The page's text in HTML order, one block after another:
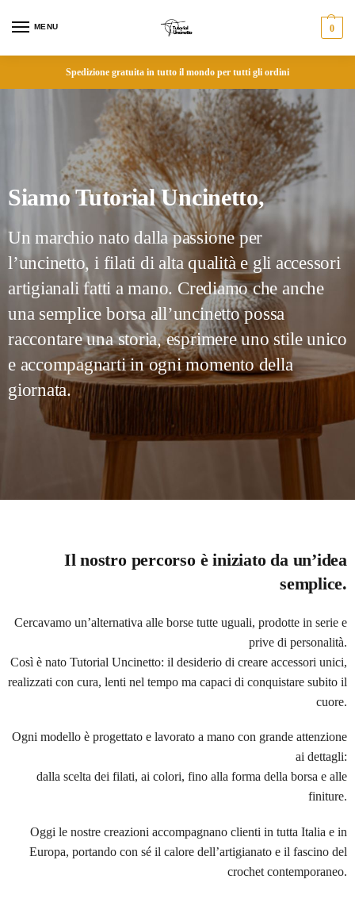
MENU 0
Spedizione gratuita in tutto il mondo per tutti gli ordini
Siamo Tutorial Uncinetto,
Un marchio nato dalla passione per
l’uncinetto, i filati di alta qualità e gli accessori
artigianali fatti a mano. Crediamo che anche
una semplice borsa all’uncinetto possa
raccontare una storia, esprimere uno stile unico
e accompagnarti in ogni momento della
giornata.
Il nostro percorso è iniziato da un’idea
semplice.
Cercavamo un’alternativa alle borse tutte uguali, prodotte in serie e
prive di personalità.
Così è nato Tutorial Uncinetto: il desiderio di creare accessori unici,
realizzati con cura, lenti nel tempo ma capaci di conquistare subito il
cuore.
Ogni modello è progettato e lavorato a mano con grande attenzione
ai dettagli:
dalla scelta dei filati, ai colori, fino alla forma della borsa e alle
finiture.
Oggi le nostre creazioni accompagnano clienti in tutta Italia e in
Europa, portando con sé il calore dell’artigianato e il fascino del
crochet contemporaneo.